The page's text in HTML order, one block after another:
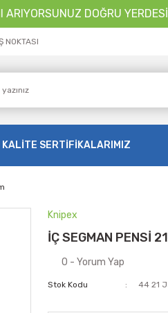
ARIYORSUNUZ DOĞRU
NOKTASI
KALİTE SERTİFİKALARIMIZ
Knipex
İÇ SEGMAN PENSİ
0 - Yorum Yap
Stok Kodu 44 21